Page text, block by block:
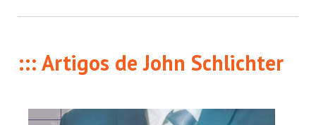
::: Artigos de John Schlichter